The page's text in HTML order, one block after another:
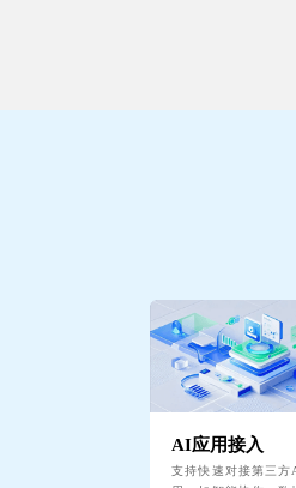
AI应用接入
支持快速对接第三方